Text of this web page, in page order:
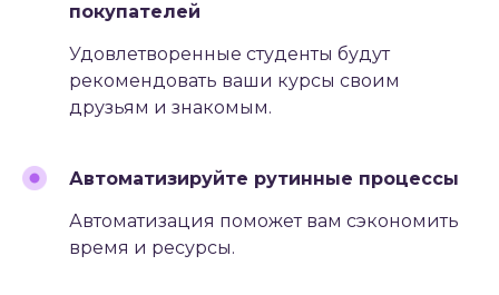
покупателей
Удовлетворенные студенты будут
рекомендовать ваши курсы своим
друзьям и знакомым.
Автоматизируйте рутинные процессы
Автоматизация поможет вам сэкономить
время и ресурсы.